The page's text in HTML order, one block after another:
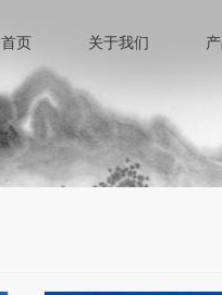
首页 关于我们